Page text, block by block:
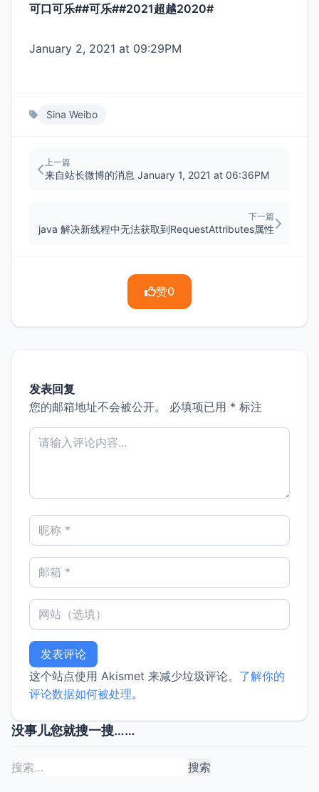
可口可乐##可乐##2021超越2020# ​
January 2, 2021 at 09:29PM
Sina Weibo
上一篇
来自站长微博的消息 January 1, 2021 at 06:36PM
下一篇
java 解决新线程中无法获取到RequestAttributes属性
赞0
发表回复
您的邮箱地址不会被公开。
必填项已用 * 标注
这个站点使用 Akismet 来减少垃圾评论。 了解你的
评论数据如何被处理。
没事儿您就搜一搜……
搜